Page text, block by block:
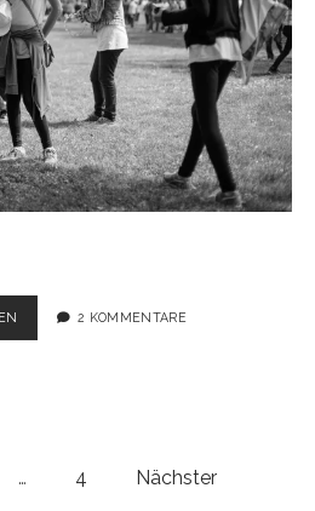
ISTANBUL
STREETS
2 KOMMENTARE
… 4 Nächster